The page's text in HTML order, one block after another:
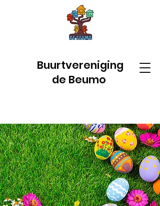
Buurtvereniging
de Beumo